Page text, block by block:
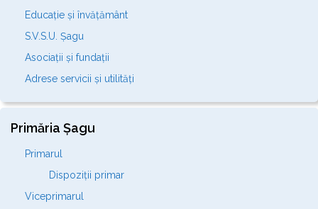
Educație și învățământ
S.V.S.U. Șagu
Asociații și fundații
Adrese servicii și utilități
Primăria Șagu
Primarul
Dispoziții primar
Viceprimarul